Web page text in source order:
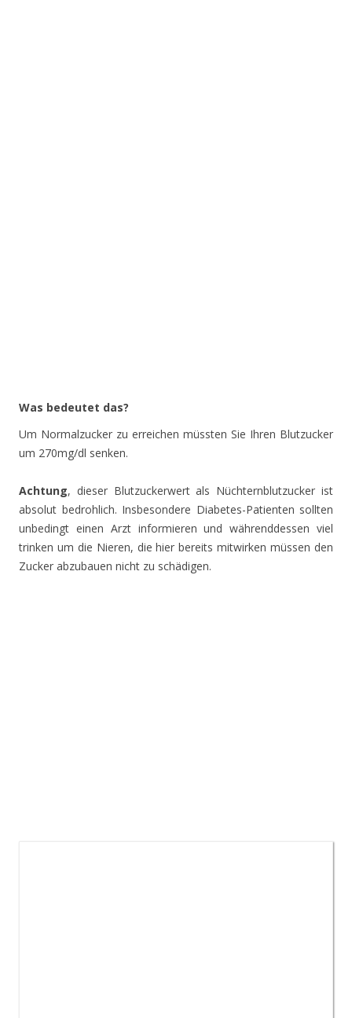
Was bedeutet das?
Um Normalzucker zu erreichen müssten Sie Ihren Blutzucker
um 270mg/dl senken.
Achtung, dieser Blutzuckerwert als Nüchternblutzucker ist
absolut bedrohlich. Insbesondere Diabetes-Patienten sollten
unbedingt einen Arzt informieren und währenddessen viel
trinken um die Nieren, die hier bereits mitwirken müssen den
Zucker abzubauen nicht zu schädigen.